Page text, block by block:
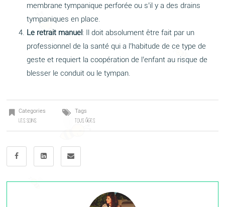
membrane tympanique perforée ou s’il y a des drains
tympaniques en place.
Le retrait manuel : Il doit absolument être fait par un
professionnel de la santé qui a l’habitude de ce type de
geste et requiert la coopération de l’enfant au risque de
blesser le conduit ou le tympan.
Categories
LES SOINS
Tags
TOUS ÂGES